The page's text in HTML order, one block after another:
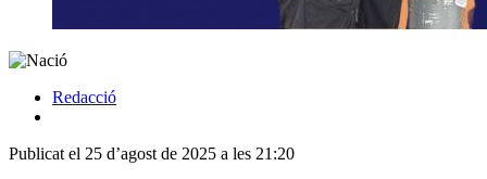
Redacció
Publicat el 25 d’agost de 2025 a les 21:20